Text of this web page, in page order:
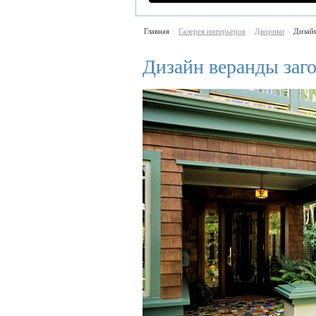
Главная \ Галерея интерьеров \ Дворики \
Дизайн веранды